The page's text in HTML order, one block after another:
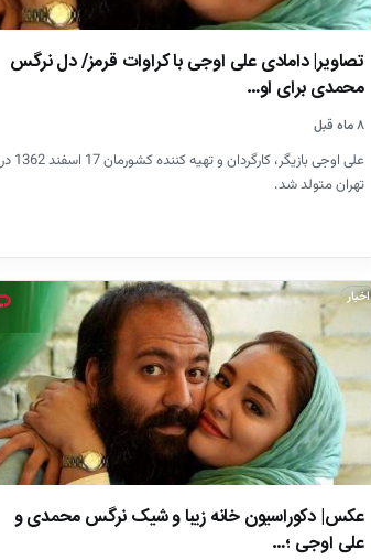
تصاویر| دامادی علی اوجی با کراوات قرمز/ دل نرگس
محمدی برای او…
۸ ماه قبل
علی اوجی بازیگر، کارگردان و تهیه کننده کشورمان 17 اسفند 1362 در
تهران متولد شد.
اخبار
عکس| دکوراسیون خانه زیبا و شیک نرگس محمدی و
علی اوجی ؛…